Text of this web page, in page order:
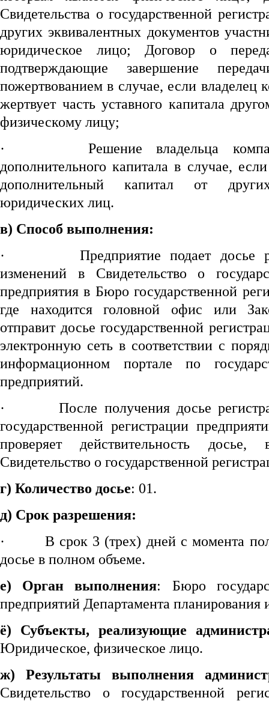
Свидетельства о государственной
других эквивалентных документов
юридическое лицо; Договор о
подтверждающие завершение
пожертвованием в случае, если владелец
жертвует часть уставного капитала
физическому лицу;
·Решение владельца
дополнительного капитала в случае,
дополнительный капитал от
юридических лиц.
в) Способ выполнения:
· Предприятие подает досье
изменений в Свидетельство о
предприятия в Бюро государственной
где находится головной офис или
отправит досье государственной
электронную сеть в соответствии с
информационном портале по
предприятий.
·После получения досье
государственной регистрации
проверяет действительность досье,
Свидетельство о государственной
г) Количество досье: 01.
д) Срок разрешения:
· В срок 3 (трех) дней с момента
досье в полном объеме.
e) Орган выполнения: Бюро
предприятий Департамента планирования
ё) Субъекты, реализующие
Юридическое, физическое лицо.
ж) Результаты выполнения
Свидетельство о государственной